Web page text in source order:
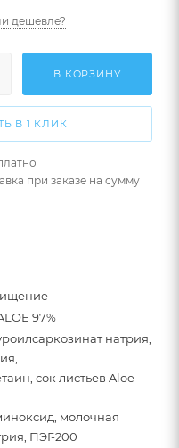
дешевле?
В КОРЗИНУ
В 1 КЛИК
при заказе на сумму
97%
натрия,
сок листьев Aloe
молочная
ПЭГ-200